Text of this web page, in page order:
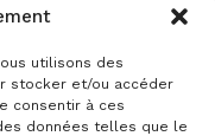
utilisons des
stocker et/ou accéder
consentir à ces
données telles que le